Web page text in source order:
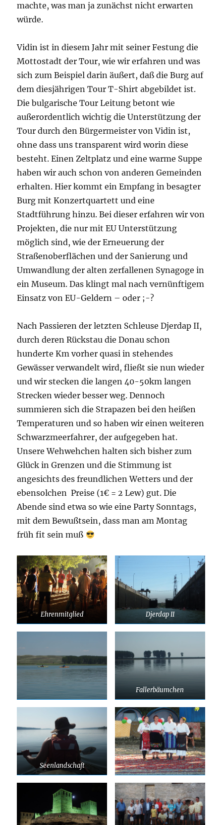
machte, was man ja zunächst nicht erwarten
würde.
Vidin ist in diesem Jahr mit seiner Festung die
Mottostadt der Tour, wie wir erfahren und was
sich zum Beispiel darin äußert, daß die Burg auf
dem diesjährigen Tour T-Shirt abgebildet ist.
Die bulgarische Tour Leitung betont wie
außerordentlich wichtig die Unterstützung der
Tour durch den Bürgermeister von Vidin ist,
ohne dass uns transparent wird worin diese
besteht. Einen Zeltplatz und eine warme Suppe
haben wir auch schon von anderen Gemeinden
erhalten. Hier kommt ein Empfang in besagter
Burg mit Konzertquartett und eine
Stadtführung hinzu. Bei dieser erfahren wir von
Projekten, die nur mit EU Unterstützung
möglich sind, wie der Erneuerung der
Straßenoberflächen und der Sanierung und
Umwandlung der alten zerfallenen Synagoge in
ein Museum. Das klingt mal nach vernünftigem
Einsatz von EU-Geldern – oder ;-?
Nach Passieren der letzten Schleuse Djerdap II,
durch deren Rückstau die Donau schon
hunderte Km vorher quasi in stehendes
Gewässer verwandelt wird, fließt sie nun wieder
und wir stecken die langen 40-50km langen
Strecken wieder besser weg. Dennoch
summieren sich die Strapazen bei den heißen
Temperaturen und so haben wir einen weiteren
Schwarzmeerfahrer, der aufgegeben hat.
Unsere Wehwehchen halten sich bisher zum
Glück in Grenzen und die Stimmung ist
angesichts des freundlichen Wetters und der
ebensolchen Preise (1€ = 2 Lew) gut. Die
Abende sind etwa so wie eine Party Sonntags,
mit dem Bewußtsein, dass man am Montag
früh fit sein muß
Ehrenmitglied Djerdap II
Fallerbäumchen
Seenlandschaft